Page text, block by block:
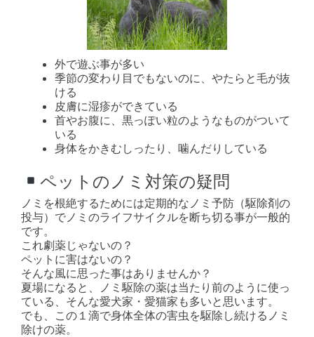
外で遊ぶ事が多い
季節の変わり目でもないのに、やたらと毛が抜
ける
皮膚に湿疹ができている
首やお腹に、黒っぽい粒のようなものがついて
いる
身体をかきむしったり、噛んだりしている
ペットのノミ対策の疑問
ノミを根絶するためには定期的なノミ予防（駆除剤の
投与）でノミのライフサイクルを断ち切る事が一般的
です。
これ劇薬じゃないの？
ペットに害はないの？
そんな風に思った事はありませんか？
夏場になると、ノミ駆除の薬は当たり前のように使っ
ている、そんな愛犬家・愛猫家も多いと思います。
でも、この１滴で身体全体の害虫を駆除し続けるノミ
除けの薬。